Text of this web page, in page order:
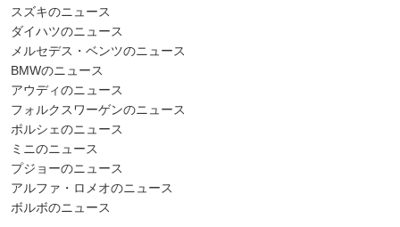
スズキのニュース
ダイハツのニュース
メルセデス・ベンツのニュース
BMWのニュース
アウディのニュース
フォルクスワーゲンのニュース
ポルシェのニュース
ミニのニュース
プジョーのニュース
アルファ・ロメオのニュース
ボルボのニュース